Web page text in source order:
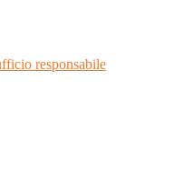
responsabile